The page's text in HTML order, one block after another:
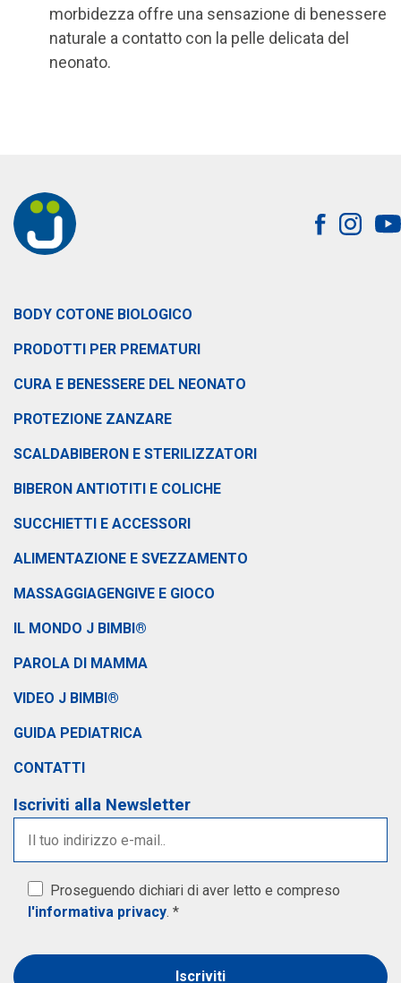
morbidezza offre una sensazione di benessere
naturale a contatto con la pelle delicata del
neonato.
BODY COTONE BIOLOGICO
PRODOTTI PER PREMATURI
CURA E BENESSERE DEL NEONATO
PROTEZIONE ZANZARE
SCALDABIBERON E STERILIZZATORI
BIBERON ANTIOTITI E COLICHE
SUCCHIETTI E ACCESSORI
ALIMENTAZIONE E SVEZZAMENTO
MASSAGGIAGENGIVE E GIOCO
IL MONDO J BIMBI®
PAROLA DI MAMMA
VIDEO J BIMBI®
GUIDA PEDIATRICA
CONTATTI
Iscriviti alla Newsletter
Proseguendo dichiari di aver letto e compreso
l'informativa privacy. *